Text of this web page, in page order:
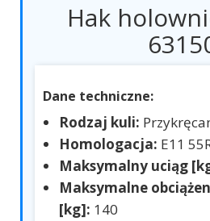
Hak
Dane techniczne:
Rodzaj kuli:
Homologacja: E11
Maksymalny uciąg
Maksymalne
[kg]: 140